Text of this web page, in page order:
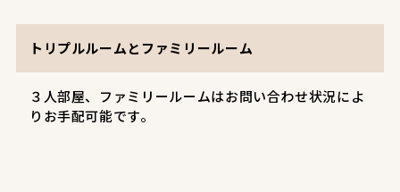
トリプルルームとファミリールーム
３人部屋、ファミリールームはお問い合わせ状況によ
りお手配可能です。